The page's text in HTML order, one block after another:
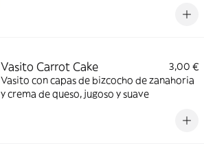
Vasito Carrot Cake
3,00 €
Vasito con capas de bizcocho de zanahoria
y crema de queso, jugoso y suave